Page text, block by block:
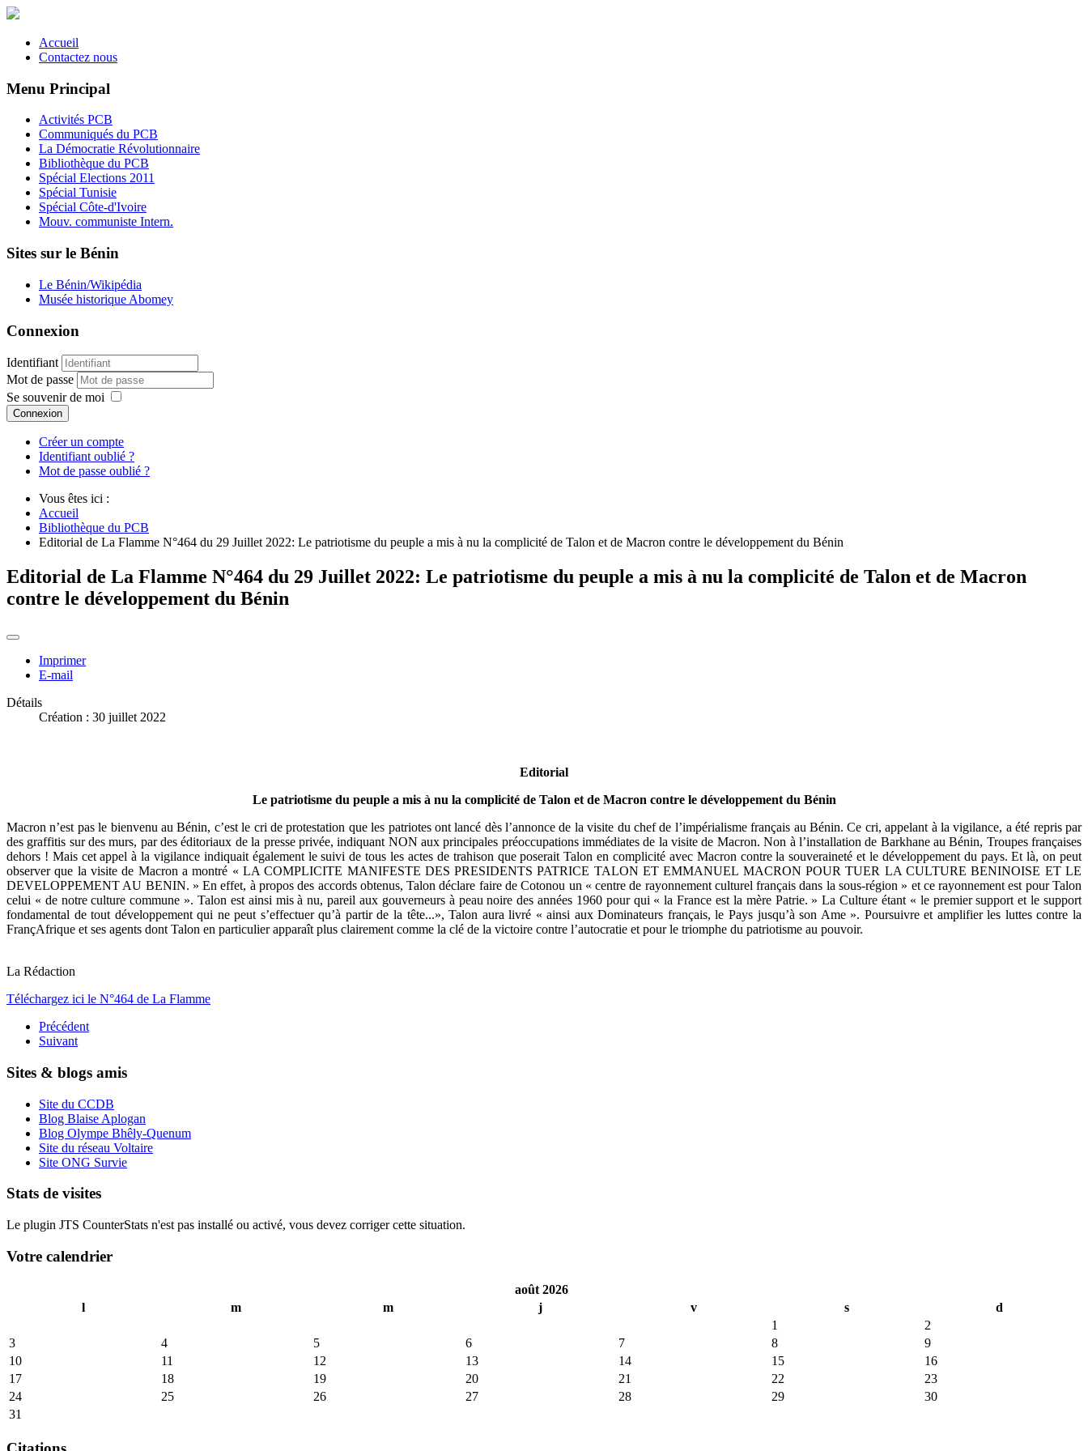
Accueil
Contactez nous
Menu Principal
Activités PCB
Communiqués du PCB
La Démocratie Révolutionnaire
Bibliothèque du PCB
Spécial Elections 2011
Spécial Tunisie
Spécial Côte-d'Ivoire
Mouv. communiste Intern.
Sites sur le Bénin
Le Bénin/Wikipédia
Musée historique Abomey
Connexion
Identifiant
Mot de passe
Se souvenir de moi
Connexion
Créer un compte
Identifiant oublié ?
Mot de passe oublié ?
Vous êtes ici :
Accueil
Bibliothèque du PCB
Editorial de La Flamme N°464 du 29 Juillet 2022: Le patriotisme du peuple a mis à nu la complicité de Talon et de Macron contre le développement du Bénin
Editorial de La Flamme N°464 du 29 Juillet 2022: Le patriotisme du peuple a mis à nu la complicité de Talon et de Macron
contre le développement du Bénin
Imprimer
E-mail
Détails
Création : 30 juillet 2022
Editorial
Le patriotisme du peuple a mis à nu la complicité de Talon et de Macron contre le développement du Bénin
Macron n’est pas le bienvenu au Bénin, c’est le cri de protestation que les patriotes ont lancé dès l’annonce de la visite du chef de l’impérialisme français au Bénin. Ce cri, appelant à la vigilance, a été repris par
des graffitis sur des murs, par des éditoriaux de la presse privée, indiquant NON aux principales préoccupations immédiates de la visite de Macron. Non à l’installation de Barkhane au Bénin, Troupes françaises
dehors ! Mais cet appel à la vigilance indiquait également le suivi de tous les actes de trahison que poserait Talon en complicité avec Macron contre la souveraineté et le développement du pays. Et là, on peut
observer que la visite de Macron a montré « LA COMPLICITE MANIFESTE DES PRESIDENTS PATRICE TALON ET EMMANUEL MACRON POUR TUER LA CULTURE BENINOISE ET LE
DEVELOPPEMENT AU BENIN. » En effet, à propos des accords obtenus, Talon déclare faire de Cotonou un « centre de rayonnement culturel français dans la sous-région » et ce rayonnement est pour Talon
celui « de notre culture commune ». Talon est ainsi mis à nu, pareil aux gouverneurs à peau noire des années 1960 pour qui « la France est la mère Patrie. » La Culture étant « le premier support et le support
fondamental de tout développement qui ne peut s’effectuer qu’à partir de la tête...», Talon aura livré « ainsi aux Dominateurs français, le Pays jusqu’à son Ame ». Poursuivre et amplifier les luttes contre la
FrançAfrique et ses agents dont Talon en particulier apparaît plus clairement comme la clé de la victoire contre l’autocratie et pour le triomphe du patriotisme au pouvoir.
La Rédaction
Téléchargez ici le N°464 de La Flamme
Précédent
Suivant
Sites & blogs amis
Site du CCDB
Blog Blaise Aplogan
Blog Olympe Bhêly-Quenum
Site du réseau Voltaire
Site ONG Survie
Stats de visites
Le plugin JTS CounterStats n'est pas installé ou activé, vous devez corriger cette situation.
Votre calendrier
août 2026
l
m m j v s
d
1
2
3
4 5 6 7 8
9
10
11 12 13 14 15
16
17
18 19 20 21 22
23
24
25 26 27 28 29
30
31